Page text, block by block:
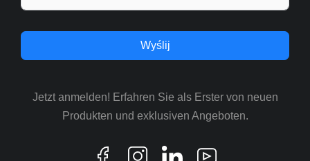
Wyślij
Jetzt anmelden! Erfahren Sie als Erster von neuen
Produkten und exklusiven Angeboten.